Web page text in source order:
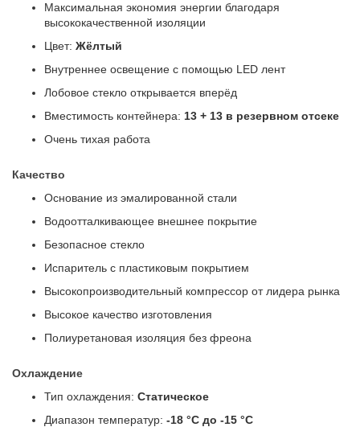
Максимальная экономия энергии благодаря
высококачественной изоляции
Цвет: Жёлтый
Внутреннее освещение с помощью LED лент
Лобовое стекло открывается вперёд
Вместимость контейнера: 13 + 13 в резервном отсеке
Очень тихая работа
Качество
Основание из эмалированной стали
Водоотталкивающее внешнее покрытие
Безопасное стекло
Испаритель с пластиковым покрытием
Высокопроизводительный компрессор от лидера рынка
Высокое качество изготовления
Полиуретановая изоляция без фреона
Охлаждение
Тип охлаждения: Статическое
Диапазон температур: -18 °C до -15 °C